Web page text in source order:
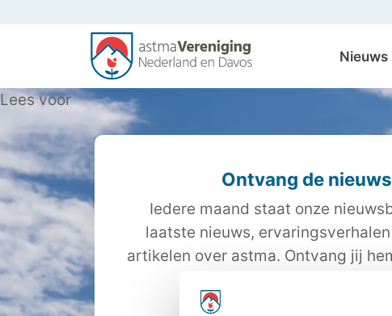
Nieuws
Lees voor
Ontvang de
Iedere maand staat onze
laatste nieuws,
artikelen over astma. Ontvang jij